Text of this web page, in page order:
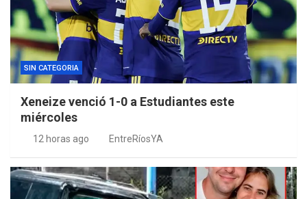
SIN CATEGORIA
Xeneize venció 1-0 a Estudiantes este
miércoles
12 horas ago EntreRíosYA